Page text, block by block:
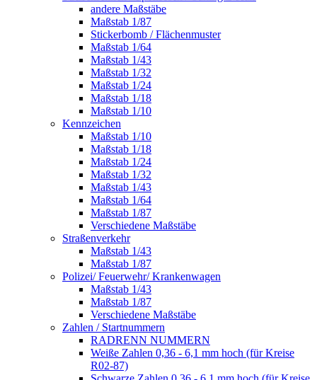
andere Maßstäbe
Maßstab 1/87
Stickerbomb / Flächenmuster
Maßstab 1/64
Maßstab 1/43
Maßstab 1/32
Maßstab 1/24
Maßstab 1/18
Maßstab 1/10
Kennzeichen
Maßstab 1/10
Maßstab 1/18
Maßstab 1/24
Maßstab 1/32
Maßstab 1/43
Maßstab 1/64
Maßstab 1/87
Verschiedene Maßstäbe
Straßenverkehr
Maßstab 1/43
Maßstab 1/87
Polizei/ Feuerwehr/ Krankenwagen
Maßstab 1/43
Maßstab 1/87
Verschiedene Maßstäbe
Zahlen / Startnummern
RADRENN NUMMERN
Weiße Zahlen 0,36 - 6,1 mm hoch (für Kreise
R02-87)